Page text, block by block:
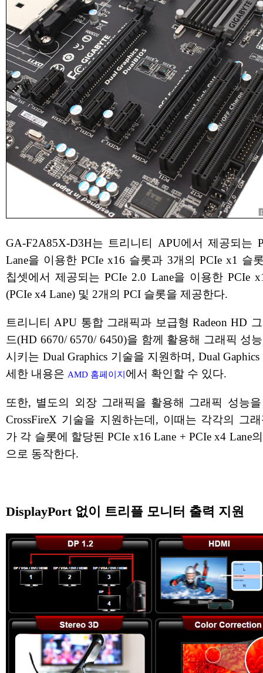
GA-F2A85X-D3H는 트리니티 APU에서 제공되는
Lane을 이용한 PCIe x16 슬롯과 3개의 PCIe x1 슬
칩셋에서 제공되는 PCIe 2.0 Lane을 이용한 PCIe
(PCIe x4 Lane) 및 2개의 PCI 슬롯을 제공한다.
트리니티 APU 통합 그래픽과 보급형 Radeon HD
드(HD 6670/ 6570/ 6450)을 함께 활용해 그래픽 성
시키는 Dual Graphics 기술을 지원하며, Dual
세한 내용은 AMD 홈페이지 에서 확인할 수 있다.
또한, 별도의 외장 그래픽을 활용해 그래픽 성능
CrossFireX 기술을 지원하는데, 이때는 각각의 그
가 각 슬롯에 할당된 PCIe x16 Lane + PCIe x4 Lane
으로 동작한다.
DisplayPort 없이 트리플 모니터 출력 지원